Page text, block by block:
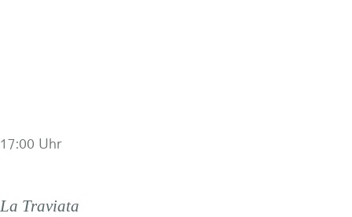
17:00 Uhr
La Traviata